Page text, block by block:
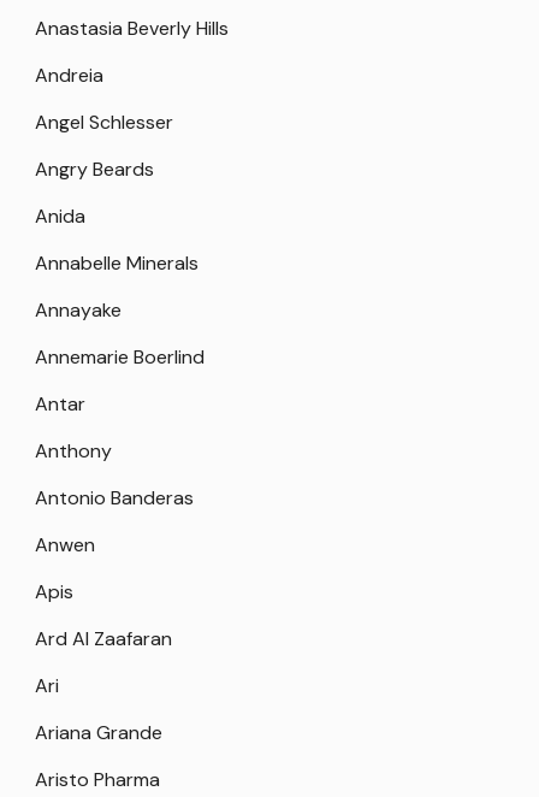
Anastasia Beverly Hills
Andreia
Angel Schlesser
Angry Beards
Anida
Annabelle Minerals
Annayake
Annemarie Boerlind
Antar
Anthony
Antonio Banderas
Anwen
Apis
Ard Al Zaafaran
Ari
Ariana Grande
Aristo Pharma